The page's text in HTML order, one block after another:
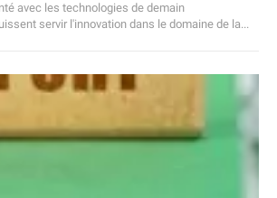
avec les technologies de demain
servir l'innovation dans le domaine de la...